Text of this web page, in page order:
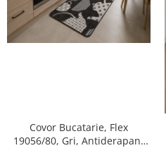
Covor Bucatarie, Flex
19056/80, Gri, Antiderapant